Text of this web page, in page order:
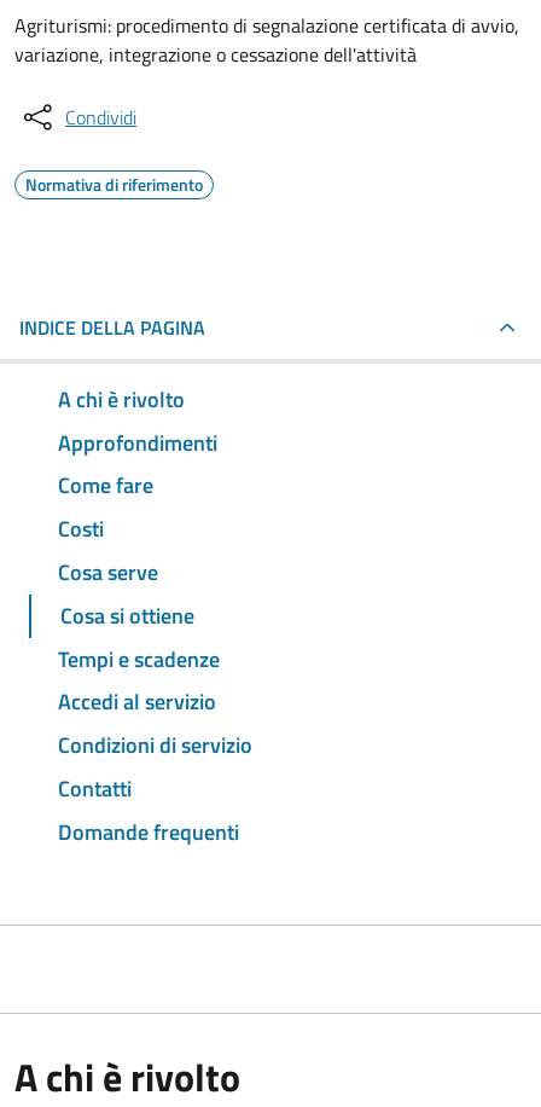
Agriturismi: procedimento di segnalazione certificata di avvio,
variazione, integrazione o cessazione dell'attività
Condividi
Normativa di riferimento
INDICE DELLA PAGINA
A chi è rivolto
Approfondimenti
Come fare
Costi
Cosa serve
Cosa si ottiene
Tempi e scadenze
Accedi al servizio
Condizioni di servizio
Contatti
Domande frequenti
A chi è rivolto